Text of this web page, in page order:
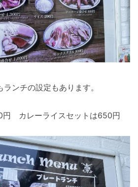
ンチの設定もあります。
円 カレーライスセットは650円